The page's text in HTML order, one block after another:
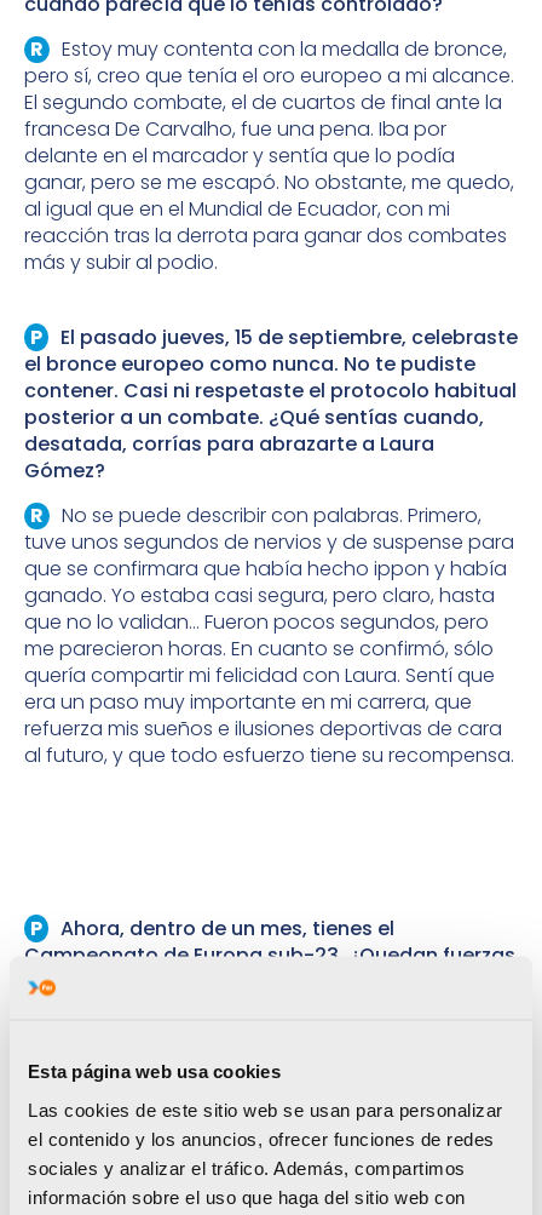
Esta página web usa cookies
Las cookies de este sitio web se usan para personalizar
el contenido y los anuncios, ofrecer funciones de redes
sociales y analizar el tráfico. Además, compartimos
información sobre el uso que haga del sitio web con
Estoy muy contenta con la medalla de bronce,
pero sí, creo que tenía el oro europeo a mi alcance.
El segundo combate, el de cuartos de final ante la
francesa De Carvalho, fue una pena. Iba por
delante en el marcador y sentía que lo podía
ganar, pero se me escapó. No obstante, me quedo,
al igual que en el Mundial de Ecuador, con mi
reacción tras la derrota para ganar dos combates
más y subir al podio.
El pasado jueves, 15 de septiembre, celebraste
el bronce europeo como nunca. No te pudiste
contener. Casi ni respetaste el protocolo habitual
posterior a un combate. ¿Qué sentías cuando,
desatada, corrías para abrazarte a Laura
Gómez?
No se puede describir con palabras. Primero,
tuve unos segundos de nervios y de suspense para
que se confirmara que había hecho ippon y había
ganado. Yo estaba casi segura, pero claro, hasta
que no lo validan… Fueron pocos segundos, pero
me parecieron horas. En cuanto se confirmó, sólo
quería compartir mi felicidad con Laura. Sentí que
era un paso muy importante en mi carrera, que
refuerza mis sueños e ilusiones deportivas de cara
al futuro, y que todo esfuerzo tiene su recompensa.
Ahora, dentro de un mes, tienes el
Campeonato de Europa sub-23. ¿Quedan fuerzas
y motivación para buscar otro gran resultado?
ánimos para viajar al Europeo sub-23 de Albania a
por más alegrías.
Y, prácticamente, desde ya, pasas a la
categoría absoluta. ¿Te sientes preparada?